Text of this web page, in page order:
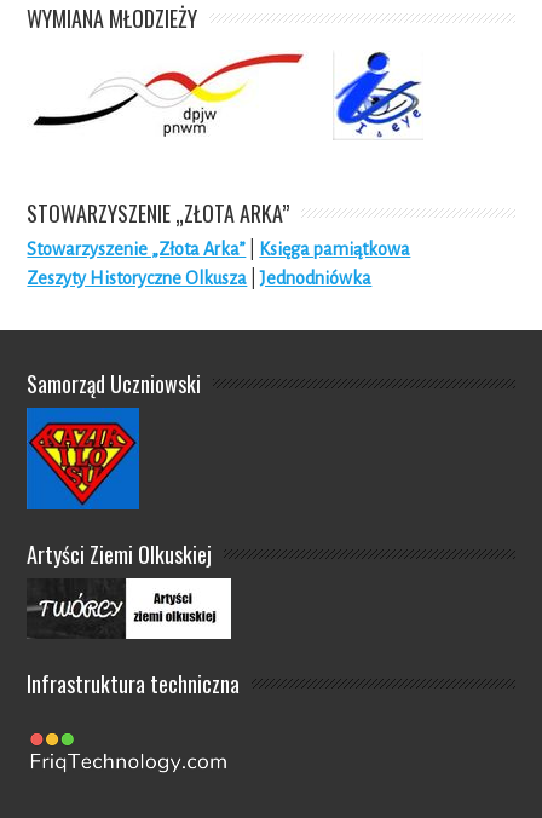
WYMIANA MŁODZIEŻY
STOWARZYSZENIE „ZŁOTA ARKA”
Stowarzyszenie „Złota Arka”
Księga pamiątkowa
Zeszyty Historyczne Olkusza |Jednodniówka
Samorząd Uczniowski
Artyści Ziemi Olkuskiej
Infrastruktura techniczna